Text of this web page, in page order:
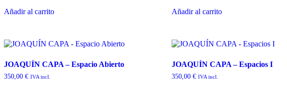
Añadir al carrito Añadir al carrito
JOAQUÍN CAPA – Espacio Abierto
350,00 € IVA incl.
JOAQUÍN CAPA – Espacios I
350,00€ IVA incl.